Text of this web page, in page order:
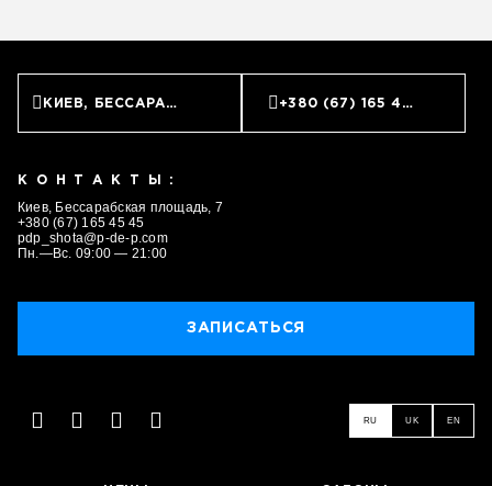
КИЕВ, БЕССАРАБСКАЯ ПЛОЩАДЬ, 7 +380 (67) 165 45 45
КОНТАКТЫ:
Киев, Бессарабская площадь, 7
+380 (67) 165 45 45
pdp_shota@p-de-p.com
Пн.—Вс. 09:00 — 21:00
ЗАПИСАТЬСЯ
RU UK EN